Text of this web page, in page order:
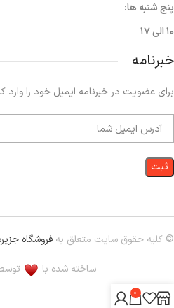
پنج شنبه ها:
۱۰ الی ۱۷
خبرنامه
برای عضویت در خبرنامه ایمیل خود را وارد
© کلیه حقوق سایت متعلق به فروشگاه
ساخته شده با
0